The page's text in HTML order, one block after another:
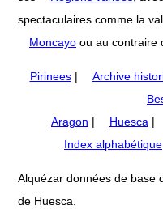
spectaculaires comme la
Moncayo ou au contraire
Pirinees| Archive
Aragon | Huesca |
Index alphabétique
Alquézar données de base
de Huesca.